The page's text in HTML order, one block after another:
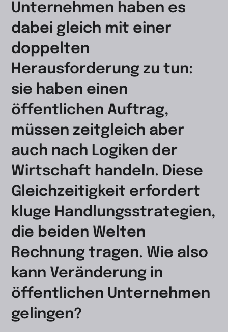
Unternehmen haben es
dabei gleich mit einer
doppelten
Herausforderung zu tun:
sie haben einen
öffentlichen Auftrag,
müssen zeitgleich aber
auch nach Logiken der
Wirtschaft handeln. Diese
Gleichzeitigkeit erfordert
kluge Handlungsstrategien,
die beiden Welten
Rechnung tragen. Wie also
kann Veränderung in
öffentlichen Unternehmen
gelingen?